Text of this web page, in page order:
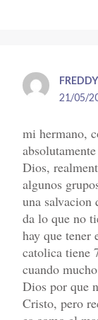
21/05/
mi hermano,
Dios,
algunos
una salvacion
da lo que no
hay que tener
catolica tiene
cuando
Dios por que
Cristo, pero